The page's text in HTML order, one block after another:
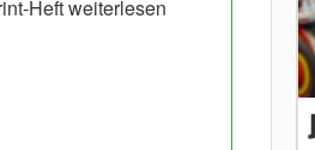
Heft weiterlesen